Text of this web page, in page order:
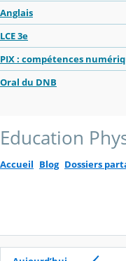
Anglais
LCE 3e
PIX : compétences
Oral du DNB
Education
Accueil Blog Dossiers